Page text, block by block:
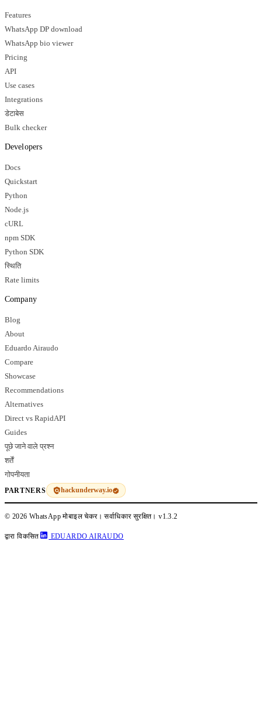
Features
WhatsApp DP download
WhatsApp bio viewer
Pricing
API
Use cases
Integrations
डेटाबेस
Bulk checker
Developers
Docs
Quickstart
Python
Node.js
cURL
npm SDK
Python SDK
स्थिति
Rate limits
Company
Blog
About
Eduardo Airaudo
Compare
Showcase
Recommendations
Alternatives
Direct vs RapidAPI
Guides
पूछे जाने वाले प्रश्न
शर्तें
गोपनीयता
PARTNERS hackunderway.io
© 2026 WhatsApp मोबाइल चेकर। सर्वाधिकार सुरक्षित।v1.3.2
द्वारा विकसित EDUARDO AIRAUDO